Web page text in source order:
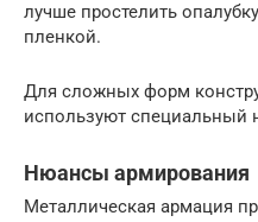
лучше простелить
пленкой.
Для сложных форм
используют специальный
Нюансы армирования
Металлическая армация